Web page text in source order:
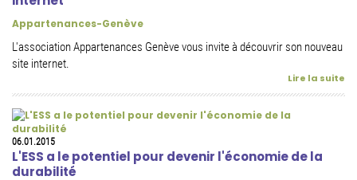
Appartenances-Genève
L'association Appartenances Genève vous invite à découvrir son nouveau
site internet.
Lire la suite
06.01.2015
L'ESS a le potentiel pour devenir l'économie de la
durabilité